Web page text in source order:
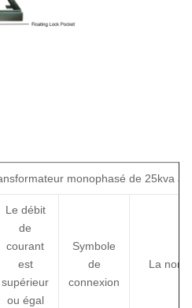
monophasé de 25kva à
Le débit
de
courant
est
supérieur
ou égal
Symbole
de
connexion
La